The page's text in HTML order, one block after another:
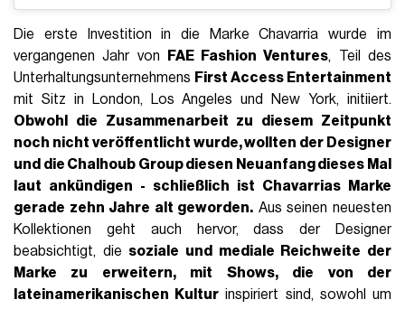
Die erste Investition in die Marke Chavarria wurde im
vergangenen Jahr von
FAE Fashion Ventures, Teil des
Unterhaltungsunternehmens First Access Entertainment
mit Sitz in London, Los Angeles und New York, initiiert.
Obwohl die Zusammenarbeit zu diesem Zeitpunkt
noch nicht veröffentlicht wurde, wollten der Designer
und die Chalhoub Group diesen Neuanfang dieses Mal
laut ankündigen - schließlich ist Chavarrias Marke
gerade zehn Jahre alt geworden. Aus seinen neuesten
Kollektionen geht auch hervor, dass der Designer
beabsichtigt, die soziale und mediale Reichweite der
Marke zu erweitern, mit Shows, die von der
lateinamerikanischen Kultur inspiriert sind, sowohl um